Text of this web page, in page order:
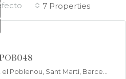
7 Properties